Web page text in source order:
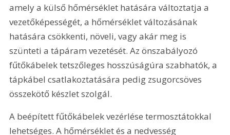
amely a külső hőmérséklet hatására változtatja a
vezetőképességét, a hőmérséklet változásának
hatására csökkenti, növeli, vagy akár meg is
szünteti a tápáram vezetését. Az önszabályozó
fűtőkábelek tetszőleges hosszúságúra szabhatók, a
tápkábel csatlakoztatására pedig zsugorcsöves
összekötő készlet szolgál.
A beépített fűtőkábelek vezérlése termosztátokkal
lehetséges. A hőmérséklet és a nedvesség